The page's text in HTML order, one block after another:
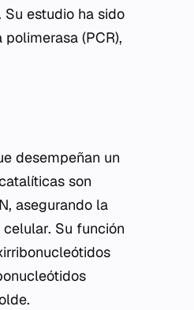
estudio ha sido
(PCR),
desempeñan un
son
asegurando la
Su función